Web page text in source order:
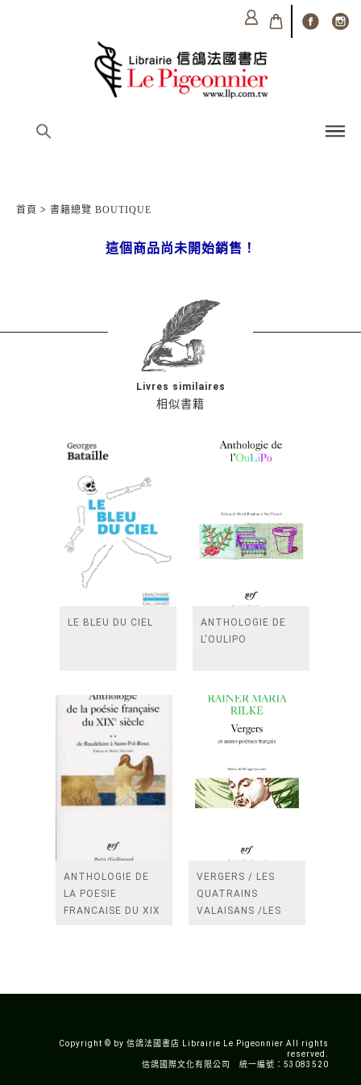
首頁 > 書籍總覽 BOUTIQUE
這個商品尚未開始銷售！
相似書籍
Livres similaires
LE BLEU DU CIEL
ANTHOLOGIE DE
L'OULIPO
ANTHOLOGIE DE
LA POESIE
FRANCAISE DU XIX
VERGERS / LES
QUATRAINS
VALAISANS /LES
Copyright © by 信鴿法國書店 Librairie Le Pigeonnier All rights
reserved.
信鴿國際文化有限公司 統一編號：53083520